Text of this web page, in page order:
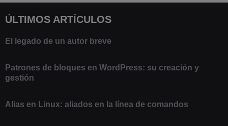
ÚLTIMOS ARTÍCULOS
El legado de un autor breve
Patrones de bloques en WordPress: su creación y
gestión
Alias en Linux: aliados en la línea de comandos